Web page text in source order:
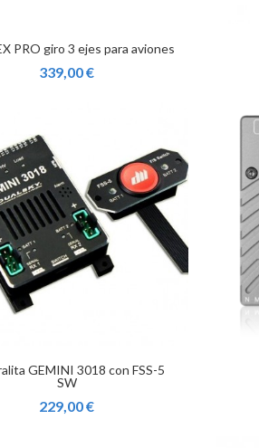
PRO giro 3 ejes para aviones
339,00 €
GEMINI 3018 con FSS-5
SW
229,00 €